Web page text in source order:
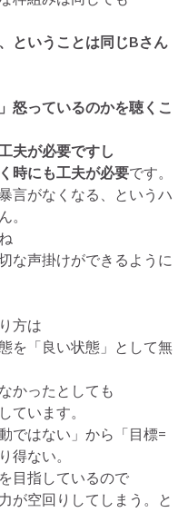
ということは同じBさん
怒っているのかを聴くこ
夫が必要ですし
時にも工夫が必要です。
言がなくなる、というハ
。
な声掛けができるように
方は
を「良い状態」として無
かったとしても
ています。
ではない」から「目標=
得ない。
目指しているので
が空回りしてしまう。と